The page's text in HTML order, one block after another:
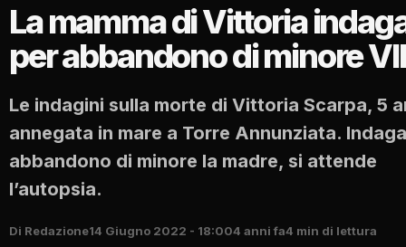
La mamma di Vittoria
per abbandono di minore
Le indagini sulla morte di Vittoria Scarpa, 5
annegata in mare a Torre Annunziata.
abbandono di minore la madre, si attende
l’autopsia.
Di Redazione14 Giugno 2022 - 18:004 anni fa4 min di lettura